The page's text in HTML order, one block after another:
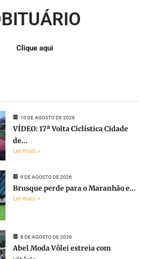
Clique aqui
10 DE AGOSTO DE 2026
VÍDEO: 17ª Volta Ciclística Cidade
de...
Ler mais »
9 DE AGOSTO DE 2026
Brusque perde para o Maranhão e...
Ler mais »
8 DE AGOSTO DE 2026
Abel Moda Vôlei estreia com